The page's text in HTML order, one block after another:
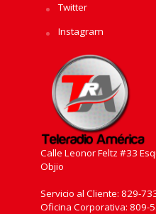
Twitter
Instagram
Calle Leonor Feltz #33
Objio
Servicio al Cliente: 829-
Oficina Corporativa: 809-